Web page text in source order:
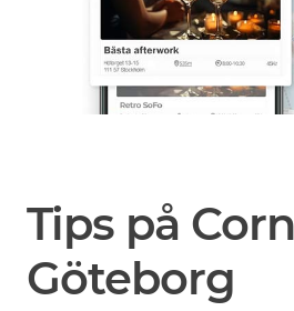
Tips på
Göteborg